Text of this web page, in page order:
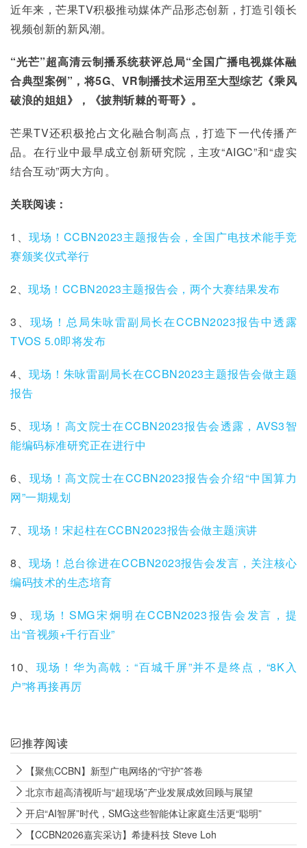
近年来，芒果TV积极推动媒体产品形态创新，打造引领长
视频创新的新风潮。
“光芒”超高清云制播系统获评总局“全国广播电视媒体融
合典型案例”，将5G、VR制播技术运用至大型综艺《乘风
破浪的姐姐》，《披荆斩棘的哥哥》。
芒果TV还积极抢占文化融合制高点，打造下一代传播产
品。在行业中最早成立创新研究院，主攻“AIGC”和“虚实
结合互动”两大方向。
关联阅读：
1、 现场！CCBN2023主题报告会，全国广电技术能手竞
赛颁奖仪式举行
2、 现场！CCBN2023主题报告会，两个大赛结果发布
3、 现场！总局朱咏雷副局长在CCBN2023报告中透露
TVOS 5.0即将发布
4、 现场！朱咏雷副局长在CCBN2023主题报告会做主题
报告
5、 现场！高文院士在CCBN2023报告会透露，AVS3智
能编码标准研究正在进行中
6、 现场！高文院士在CCBN2023报告会介绍“中国算力
网”一期规划
7、 现场！宋起柱在CCBN2023报告会做主题演讲
8、 现场！总台徐进在CCBN2023报告会发言，关注核心
编码技术的生态培育
9、现场！SMG宋炯明在CCBN2023报告会发言，提
出“音视频+千行百业”
10、现场！华为高戟：“百城千屏”并不是终点，“8K入
户”将再接再厉
推荐阅读
【聚焦CCBN】新型广电网络的“守护”答卷
北京市超高清视听与“超现场”产业发展成效回顾与展望
开启“AI智屏”时代，SMG这些智能体让家庭生活更“聪明”
【CCBN2026嘉宾采访】希捷科技 Steve Loh